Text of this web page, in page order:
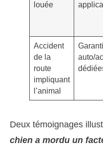
louée
Accident
de la
route
impliquant
l’animal
auto/
Deux témoignages
chien a mordu un